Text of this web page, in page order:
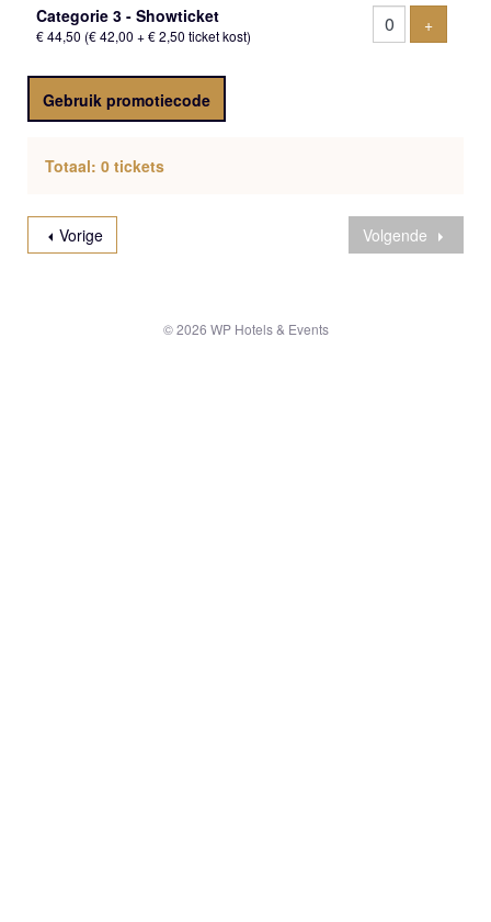
Categorie 3 - Showticket
€ 44,50 (€ 42,00 + € 2,50 ticket kost)
+Voeg
Gebruik promotiecode
Totaal: 0 tickets
Vorige Volgende
© 2026 WP Hotels & Events